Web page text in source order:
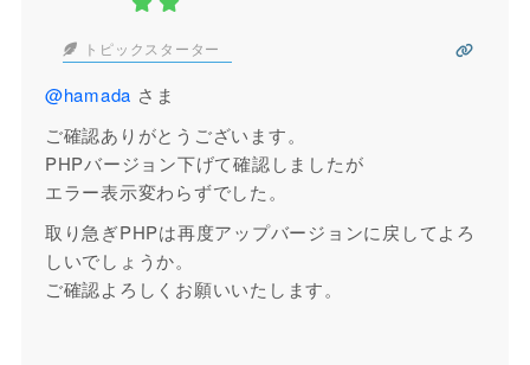
トピックスターター
@hamada さま
ご確認ありがとうございます。
PHPバージョン下げて確認しましたが
エラー表示変わらずでした。
取り急ぎPHPは再度アップバージョンに戻してよろ
しいでしょうか。
ご確認よろしくお願いいたします。